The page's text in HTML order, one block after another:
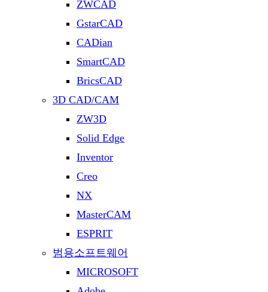
ZWCAD
GstarCAD
CADian
SmartCAD
BricsCAD
3D CAD/CAM
ZW3D
Solid Edge
Inventor
Creo
NX
MasterCAM
ESPRIT
범용소프트웨어
MICROSOFT